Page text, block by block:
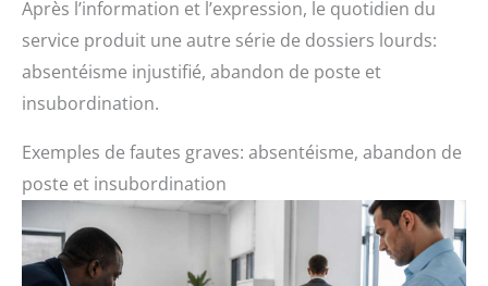
Après l’information et l’expression, le quotidien du
service produit une autre série de dossiers lourds:
absentéisme injustifié, abandon de poste et
insubordination.
Exemples de fautes graves: absentéisme, abandon de
poste et insubordination